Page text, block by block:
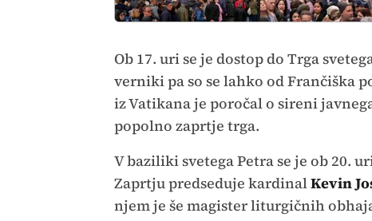
Ob 17. uri se je dostop do Trga
verniki pa so se lahko od Frančiška
iz Vatikana je poročal o sireni
popolno zaprtje trga.
V baziliki svetega Petra se je ob 20.
Zaprtju predseduje kardinalKevin
njem je še magister liturgičnih